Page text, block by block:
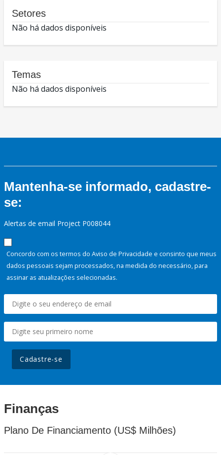
Setores
Não há dados disponíveis
Temas
Não há dados disponíveis
Mantenha-se informado, cadastre-
se:
Alertas de email Project P008044
Concordo com os termos do Aviso de Privacidade e consinto que meus
dados pessoais sejam processados, na medida do necessário, para
assinar as atualizações selecionadas.
Cadastre-se
Finanças
Plano De Financiamento (US$ Milhões)